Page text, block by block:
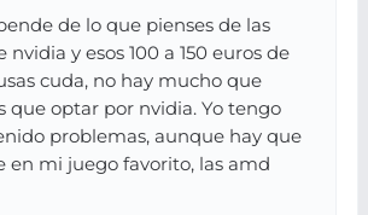
de lo que pienses de las
nvidia y esos 100 a 150 euros de
cuda, no hay mucho que
que optar por nvidia. Yo tengo
problemas, aunque hay que
en mi juego favorito, las amd